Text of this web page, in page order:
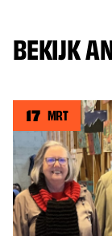
BEKIJK
17 MRT